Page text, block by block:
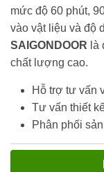
mức độ 60 phút,
vào vật liệu và độ
SAIGONDOOR là
chất lượng cao.
Hỗ trợ tư vấn
Tư vấn thiết
Phân phối